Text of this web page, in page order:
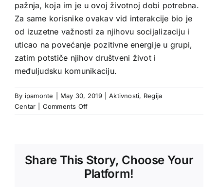
pažnja, koja im je u ovoj životnoj dobi potrebna.
Za same korisnike ovakav vid interakcije bio je
od izuzetne važnosti za njihovu socijalizaciju i
uticao na povećanje pozitivne energije u grupi,
zatim potstiče njihov društveni život i
međuljudsku komunikaciju.
By ipamonte May 30, 2019 Aktivnosti, Regija
Centar
Comments Offon
rukovodstvo
IPA
Sekcije
Share This Story, Choose Your
Platform!